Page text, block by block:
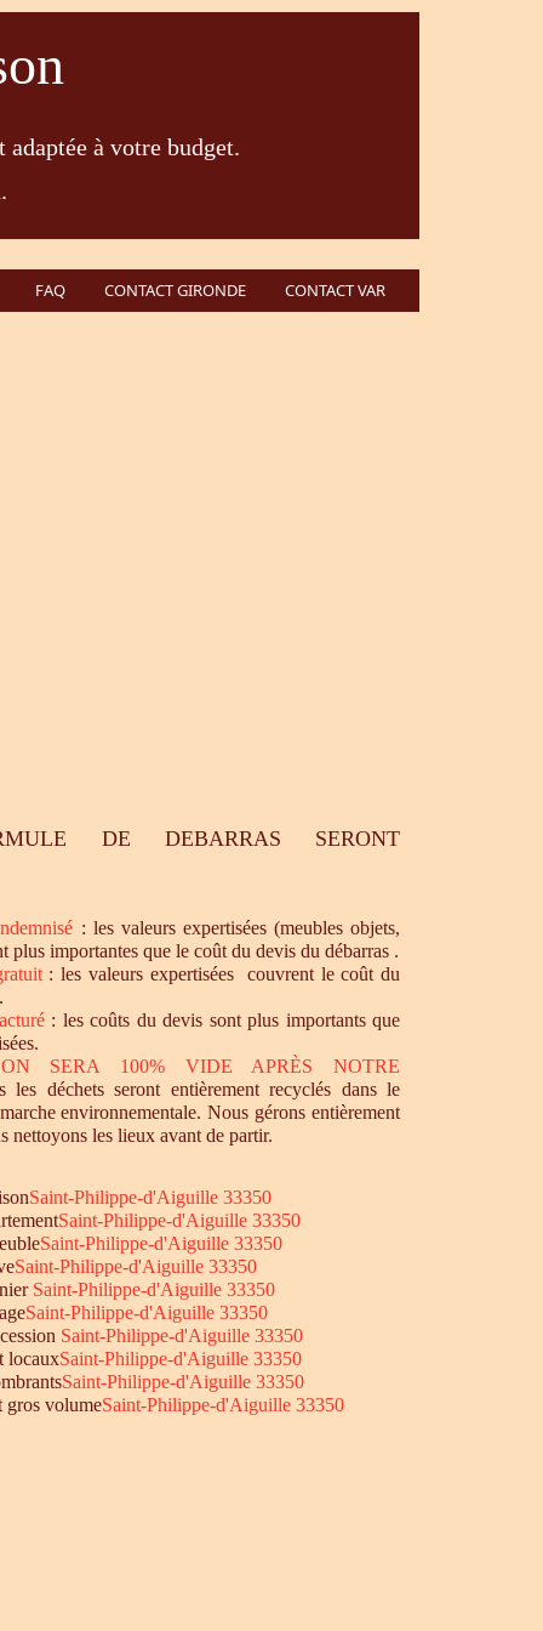
à votre budget.
FAQ CONTACT GIRONDE CONTACT VAR
DE DEBARRAS SERONT
: les valeurs expertisées (meubles objets,
plus importantes que le coût du devis du débarras .
: les valeurs expertisées couvrent le coût du
: les coûts du devis sont plus importants que
SERA 100% VIDE APRÈS NOTRE
les déchets seront entièrement recyclés dans le
environnementale. Nous gérons entièrement
nettoyons les lieux avant de partir.
Saint-Philippe-d'Aiguille 33350
Saint-Philippe-d'Aiguille 33350
Saint-Philippe-d'Aiguille 33350
Saint-Philippe-d'Aiguille 33350
Saint-Philippe-d'Aiguille 33350
Saint-Philippe-d'Aiguille 33350
Saint-Philippe-d'Aiguille 33350
locauxSaint-Philippe-d'Aiguille 33350
Saint-Philippe-d'Aiguille 33350
gros volumeSaint-Philippe-d'Aiguille 33350